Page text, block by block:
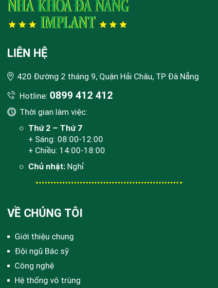
LIÊN HỆ
420 Đường 2 tháng 9, Quận Hải Châu, TP Đà Nẵng
Hotline: 0899 412 412
Thời gian làm việc:
Thứ 2 – Thứ 7
+ Sáng: 08:00-12:00
+ Chiều: 14:00-18:00
Chủ nhật: Nghỉ
VỀ CHÚNG TÔI
Giới thiệu chung
Đội ngũ Bác sỹ
Công nghệ
Hệ thống vô trùng